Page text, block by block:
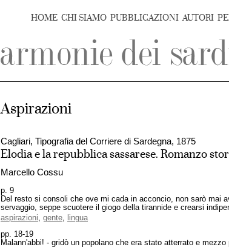
HOME CHI SIAMO PUBBLICAZIONI AUTORI
Aspirazioni
Cagliari, Tipografia del Corriere di Sardegna, 1875
Elodia e la repubblica sassarese. Romanzo
Marcello Cossu
p. 9
Del resto si consoli che ove mi cada in acconcio, non sarò mai
servaggio, seppe scuotere il giogo della tirannide e crearsi
aspirazioni, gente,
lingua
pp. 18-19
Malann'abbi! - gridò un popolano che era stato atterrato e